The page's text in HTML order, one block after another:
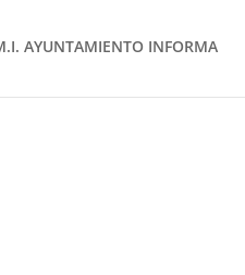
AYUNTAMIENTO INFORMA